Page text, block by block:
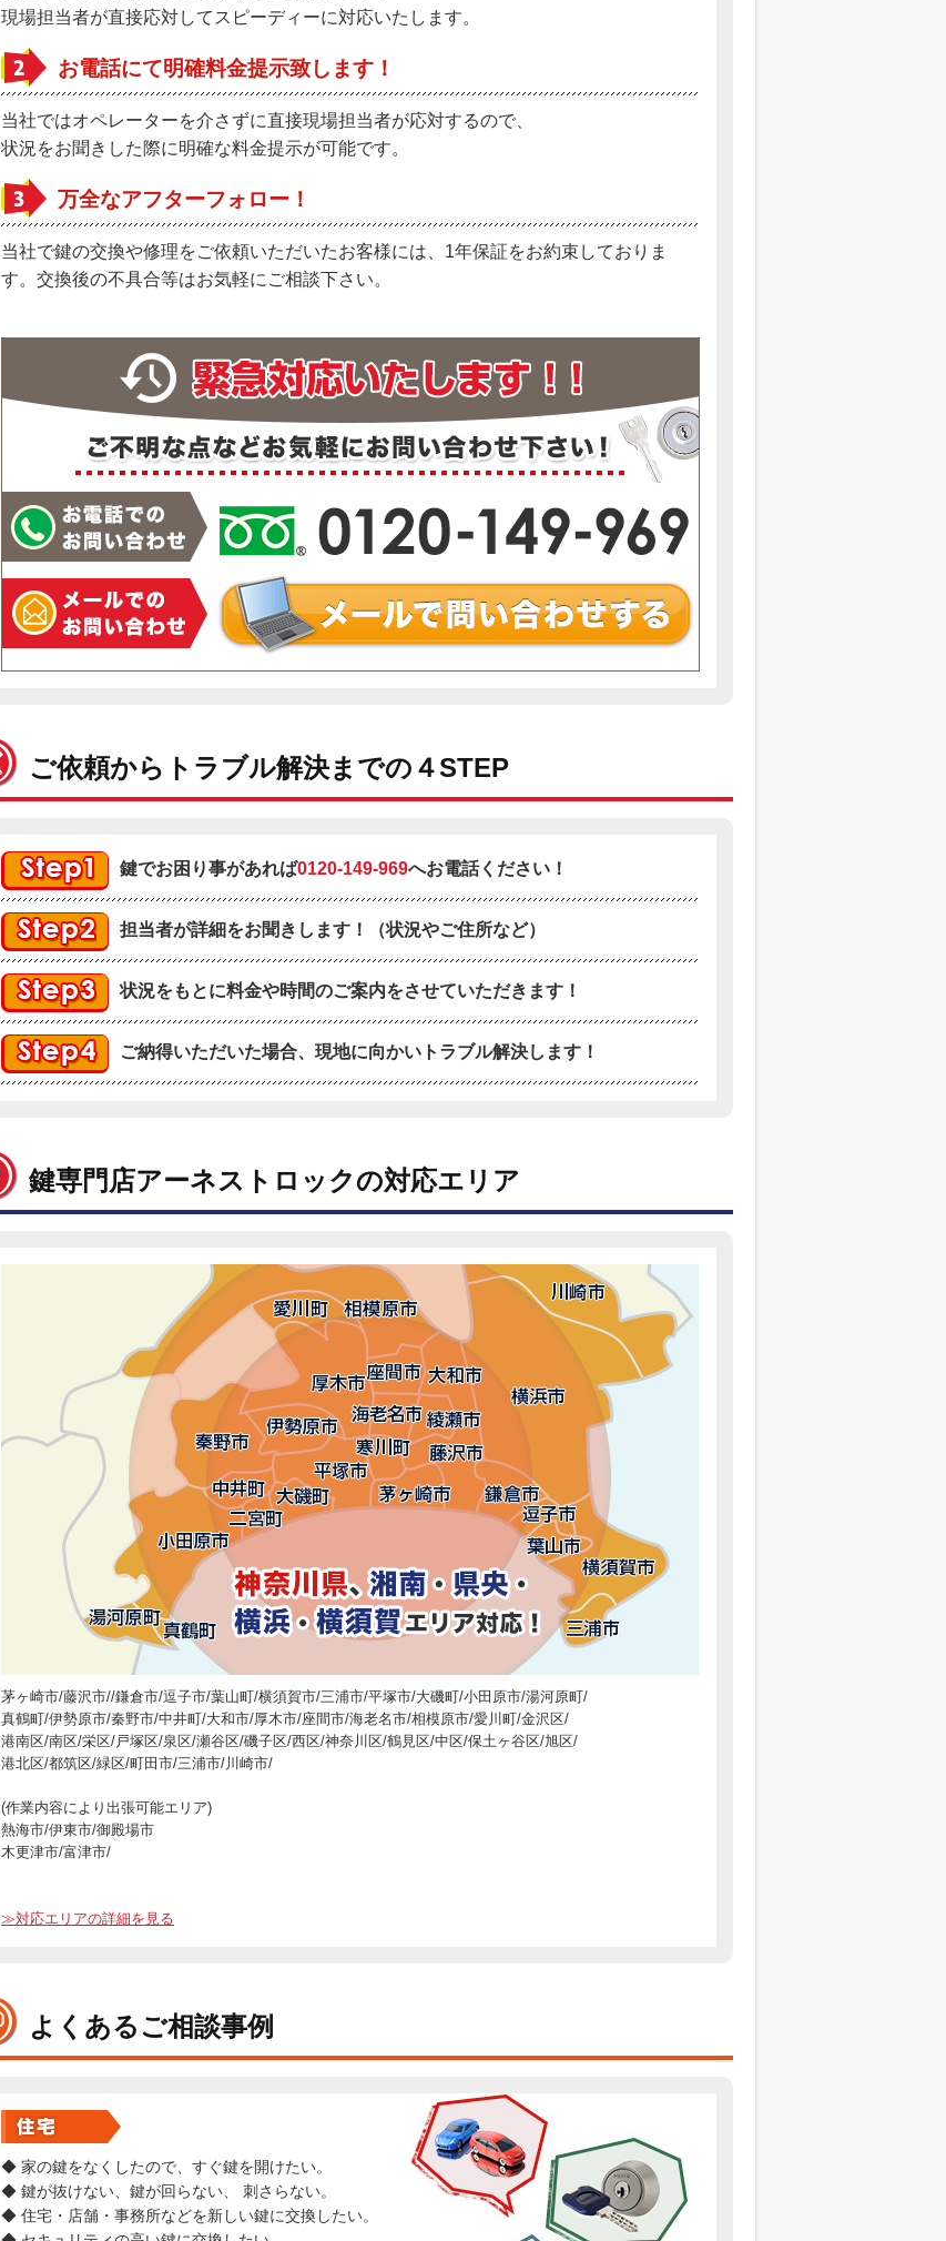
現場担当者が直接応対してスピーディーに対応いたします。
お電話にて明確料金提示致します！
当社ではオペレーターを介さずに直接現場担当者が応対するので、
状況をお聞きした際に明確な料金提示が可能です。
万全なアフターフォロー！
当社で鍵の交換や修理をご依頼いただいたお客様には、1年保証をお約束しておりま
す。交換後の不具合等はお気軽にご相談下さい。
ご依頼からトラブル解決までの４STEP
鍵でお困り事があれば0120-149-969へお電話ください！
担当者が詳細をお聞きします！（状況やご住所など）
状況をもとに料金や時間のご案内をさせていただきます！
ご納得いただいた場合、現地に向かいトラブル解決します！
鍵専門店アーネストロックの対応エリア
茅ヶ崎市/藤沢市//鎌倉市/逗子市/葉山町/横須賀市/三浦市/平塚市/大磯町/小田原市/湯河原町/
真鶴町/伊勢原市/秦野市/中井町/大和市/厚木市/座間市/海老名市/相模原市/愛川町/金沢区/
港南区/南区/栄区/戸塚区/泉区/瀬谷区/磯子区/西区/神奈川区/鶴見区/中区/保土ヶ谷区/旭区/
港北区/都筑区/緑区/町田市/三浦市/川崎市/
(作業内容により出張可能エリア)
熱海市/伊東市/御殿場市
木更津市/富津市/
≫対応エリアの詳細を見る
よくあるご相談事例
◆ 家の鍵をなくしたので、すぐ鍵を開けたい。
◆ 鍵が抜けない、鍵が回らない、 刺さらない。
◆ 住宅・店舗・事務所などを新しい鍵に交換したい。